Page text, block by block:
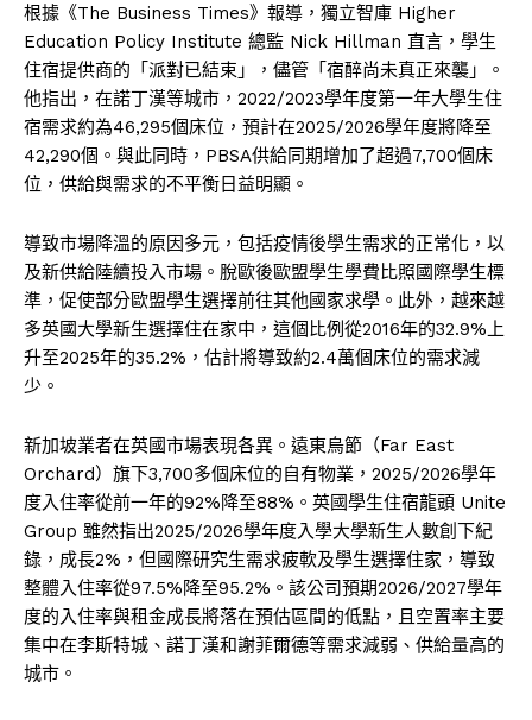
根據《The Business Times》報導，獨立智庫 Higher
Education Policy Institute 總監 Nick Hillman 直言，學生
住宿提供商的「派對已結束」，儘管「宿醉尚未真正來襲」。
他指出，在諾丁漢等城市，2022/2023學年度第一年大學生住
宿需求約為46,295個床位，預計在2025/2026學年度將降至
42,290個。與此同時，PBSA供給同期增加了超過7,700個床
位，供給與需求的不平衡日益明顯。
導致市場降溫的原因多元，包括疫情後學生需求的正常化，以
及新供給陸續投入市場。脫歐後歐盟學生學費比照國際學生標
準，促使部分歐盟學生選擇前往其他國家求學。此外，越來越
多英國大學新生選擇住在家中，這個比例從2016年的32.9%上
升至2025年的35.2%，估計將導致約2.4萬個床位的需求減
少。
新加坡業者在英國市場表現各異。遠東烏節（Far East
Orchard）旗下3,700多個床位的自有物業，2025/2026學年
度入住率從前一年的92%降至88%。英國學生住宿龍頭 Unite
Group 雖然指出2025/2026學年度入學大學新生人數創下紀
錄，成長2%，但國際研究生需求疲軟及學生選擇住家，導致
整體入住率從97.5%降至95.2%。該公司預期2026/2027學年
度的入住率與租金成長將落在預估區間的低點，且空置率主要
集中在李斯特城、諾丁漢和謝菲爾德等需求減弱、供給量高的
城市。